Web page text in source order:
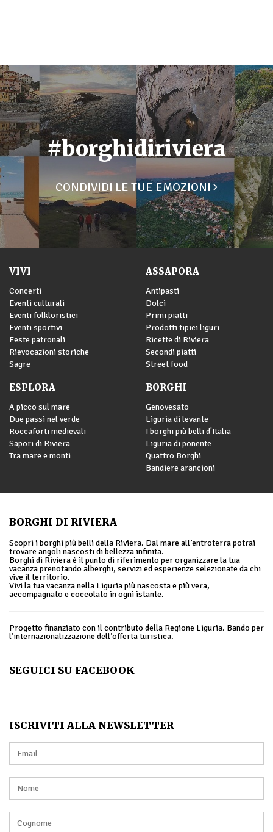
#borghidiriviera
CONDIVIDI LE TUE EMOZIONI
VIVI
Concerti
Eventi culturali
Eventi folkloristici
Eventi sportivi
Feste patronali
Rievocazioni storiche
Sagre
ASSAPORA
Antipasti
Dolci
Primi piatti
Prodotti tipici liguri
Ricette di Riviera
Secondi piatti
Street food
ESPLORA
A picco sul mare
Due passi nel verde
Roccaforti medievali
Sapori di Riviera
Tra mare e monti
BORGHI
Genovesato
Liguria di levante
I borghi più belli d'Italia
Liguria di ponente
Quattro Borghi
Bandiere arancioni
BORGHI DI RIVIERA
Scopri i borghi più belli della Riviera. Dal mare all’entroterra potrai
trovare angoli nascosti di bellezza infinita.
Borghi di Riviera è il punto di riferimento per organizzare la tua
vacanza prenotando alberghi, servizi ed esperienze selezionate da chi
vive il territorio.
Vivi la tua vacanza nella Liguria più nascosta e più vera,
accompagnato e coccolato in ogni istante.
Progetto finanziato con il contributo della Regione Liguria. Bando per
l’internazionalizzazione dell’offerta turistica.
SEGUICI SU FACEBOOK
ISCRIVITI ALLA NEWSLETTER